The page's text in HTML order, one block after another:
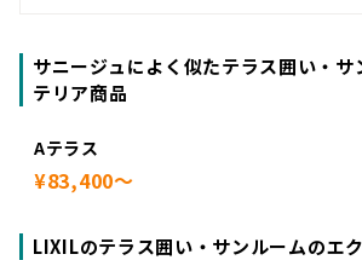
サニージュによく似たテラス囲い・サ
テリア商品
Aテラス
¥83,400～
LIXILのテラス囲い・サンルームのエ